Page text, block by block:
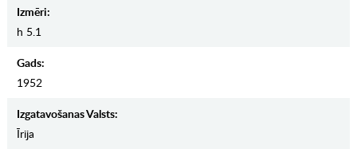
Izmēri:
h 5.1
Gads:
1952
Izgatavošanas Valsts:
Īrija